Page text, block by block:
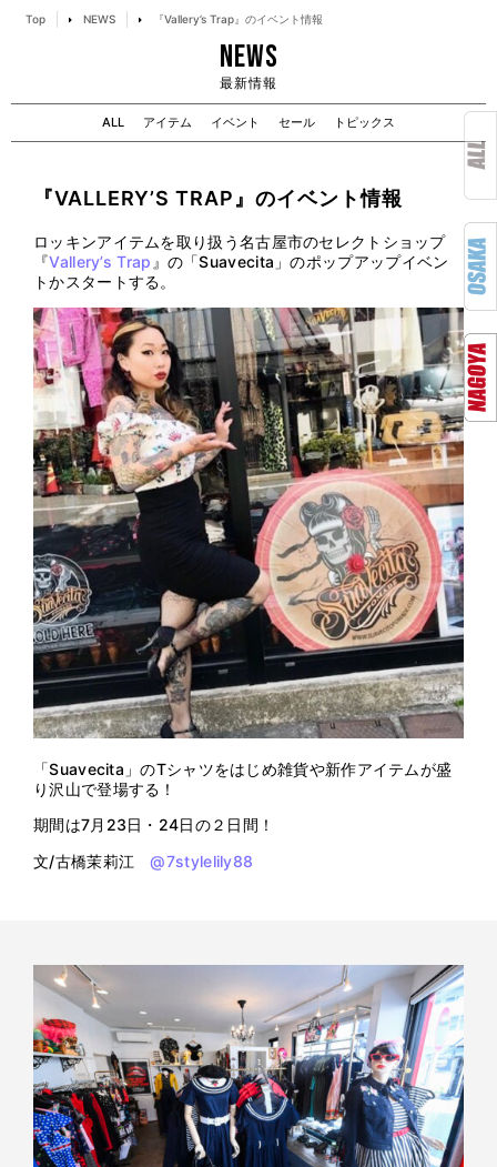
Top NEWS 『Vallery’s Trap』のイベント情報
NEWS
最新情報
ALL アイテム イベント セール トピックス
『VALLERY’S TRAP』のイベント情報
ロッキンアイテムを取り扱う名古屋市のセレクトショップ
『Vallery’s Trap 』の 「Suavecita 」のポップアップイベン
トかスタートする。
「Suavecita 」のTシャツをはじめ雑貨や新作アイテムが盛
り沢山で登場する！
期間は7月23日・24日の２日間！
文/古橋茉莉江@7stylelily88